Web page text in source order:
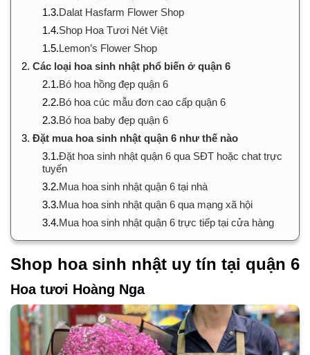
1.3.Dalat Hasfarm Flower Shop
1.4.Shop Hoa Tươi Nét Việt
1.5.Lemon’s Flower Shop
2. Các loại hoa sinh nhật phổ biến ở quận 6
2.1.Bó hoa hồng đẹp quận 6
2.2.Bó hoa cúc mẫu đơn cao cấp quận 6
2.3.Bó hoa baby đẹp quận 6
3. Đặt mua hoa sinh nhật quận 6 như thế nào
3.1.Đặt hoa sinh nhật quận 6 qua SĐT hoặc chat trực
tuyến
3.2.Mua hoa sinh nhật quận 6 tại nhà
3.3.Mua hoa sinh nhật quận 6 qua mạng xã hội
3.4.Mua hoa sinh nhật quận 6 trực tiếp tại cửa hàng
Shop hoa sinh nhật uy tín tại quận 6
Hoa tươi Hoàng Nga